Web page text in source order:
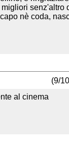
senz'altro
nè coda,
(9/
al cinema